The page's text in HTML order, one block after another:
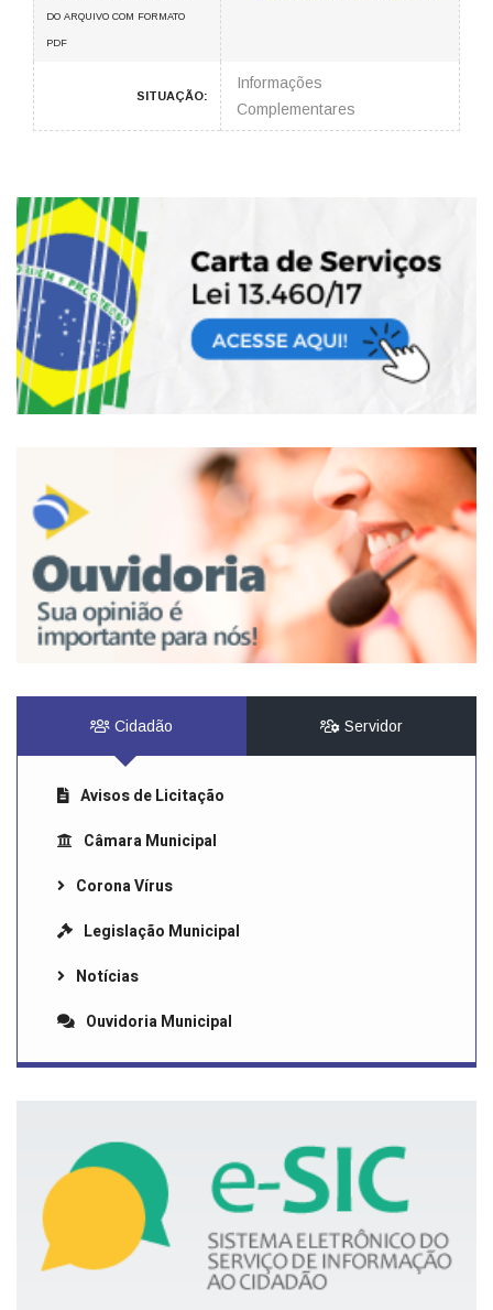
DO ARQUIVO COM FORMATO
PDF
SITUAÇÃO:
Informações
Complementares
Cidadão Servidor
Avisos de Licitação
Câmara Municipal
Corona Vírus
Legislação Municipal
Notícias
Ouvidoria Municipal